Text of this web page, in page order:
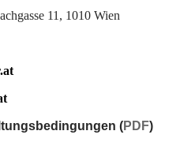
11, 1010 Wien
(PDF)